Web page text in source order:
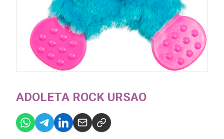
ADOLETA ROCK URSAO